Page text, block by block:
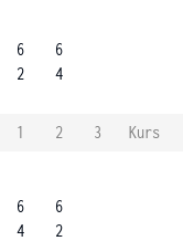
6
2
6
4
1 2 3
Kurs
6
4
6
2